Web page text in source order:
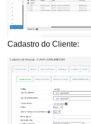
Cadastro do Cliente: